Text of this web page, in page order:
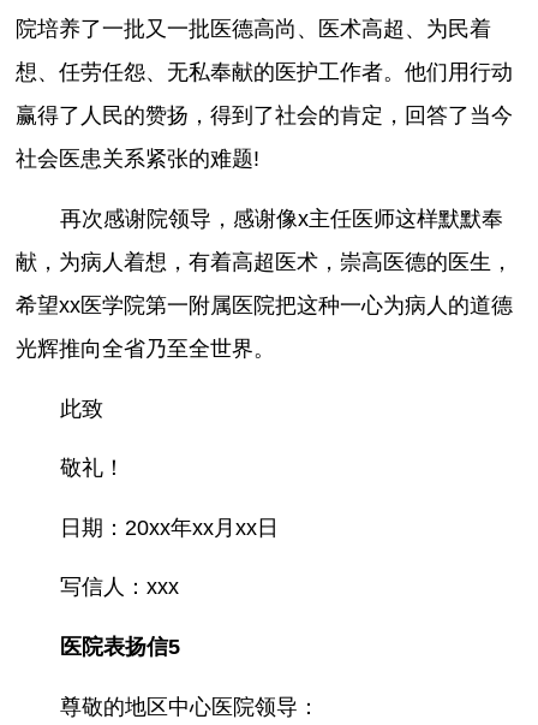
院培养了一批又一批医德高尚、医术高超、为民着
想、任劳任怨、无私奉献的医护工作者。他们用行动
赢得了人民的赞扬，得到了社会的肯定，回答了当今
社会医患关系紧张的难题!
再次感谢院领导，感谢像x主任医师这样默默奉
献，为病人着想，有着高超医术，崇高医德的医生，
希望xx医学院第一附属医院把这种一心为病人的道德
光辉推向全省乃至全世界。
此致
敬礼！
日期：20xx年xx月xx日
写信人：xxx
医院表扬信5
尊敬的地区中心医院领导：